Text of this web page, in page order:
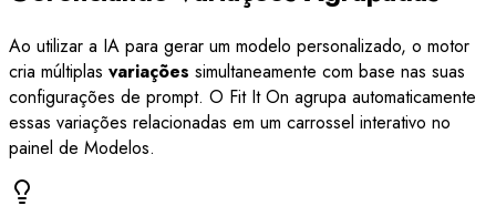
Ao utilizar a IA para gerar um modelo personalizado, o motor
cria múltiplas variações simultaneamente com base nas suas
configurações de prompt. O Fit It On agrupa automaticamente
essas variações relacionadas em um carrossel interativo no
painel de Modelos.